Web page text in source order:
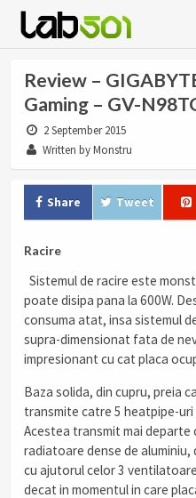
Review –
Gaming – GV-
2 September 2015
Written by Monstru
Share Tweet
Racire
Sistemul de racire este
poate disipa pana la 600W.
consuma atat, insa sistemul
supra-dimensionat fata de
impresionant cu cat placa
Baza solida, din cupru, preia
transmite catre 5 heatpipe-uri
Acestea transmit mai departe
radiatoare dense de
cu ajutorul celor 3
decat in momentul in care